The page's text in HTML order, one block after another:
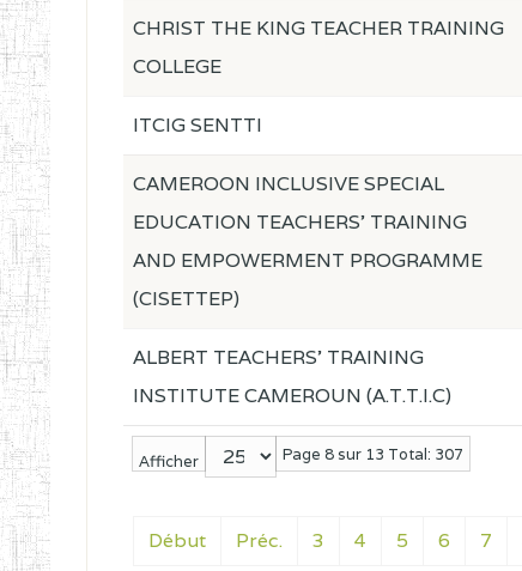
Afficher Page 8 sur 13 Total: 307
Début Préc. 3 4 5 6 7
CHRIST THE KING TEACHER TRAINING
COLLEGE
ITCIG SENTTI
CAMEROON INCLUSIVE SPECIAL
EDUCATION TEACHERS' TRAINING
AND EMPOWERMENT PROGRAMME
(CISETTEP)
ALBERT TEACHERS' TRAINING
INSTITUTE CAMEROUN (A.T.T.I.C)